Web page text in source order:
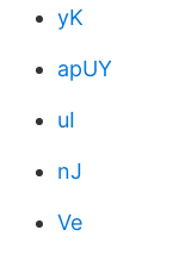
yK
apUY
uI
nJ
Ve